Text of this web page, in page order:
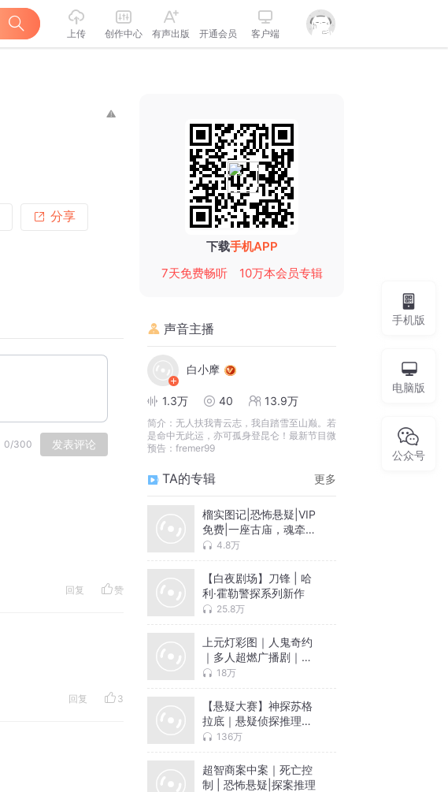
上传 创作中心 有声出版 开通会员 客户端
分享
0/300 发表评论
回复 赞
回复 3
下载手机APP
7天免费畅听
10万本会员专辑
声音主播
白小摩
1.3万 40 13.9万
简介： 无人扶我青云志，我自踏雪至山巅。若
是命中无此运，亦可孤身登昆仑！最新节目微
预告：fremer99
TA的专辑 更多
榴实图记|恐怖悬疑|VIP
免费|一座古庙，魂牵两
世 4.8万
【白夜剧场】刀锋 | 哈
利·霍勒警探系列新作
25.8万
上元灯彩图｜人鬼奇约
｜多人超燃广播剧｜影
视作品｜著名编剧｜宋
18万
【悬疑大赛】神探苏格
拉底｜悬疑侦探推理｜
情感哲学人性｜精品有
136万
超智商案中案｜死亡控
制 | 恐怖悬疑|探案推理
手机版
电脑版
公众号